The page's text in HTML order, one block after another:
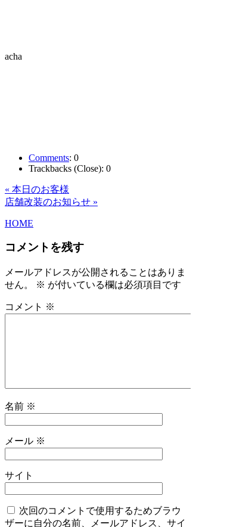
acha
Comments: 0
Trackbacks (Close): 0
« 本日のお客様
店舗改装のお知らせ »
HOME
コメントを残す
メールアドレスが公開されることはありま
せん。
※ が付いている欄は必須項目です
コメント ※
名前 ※
メール ※
サイト
次回のコメントで使用するためブラウ
ザーに自分の名前、メールアドレス、サイ